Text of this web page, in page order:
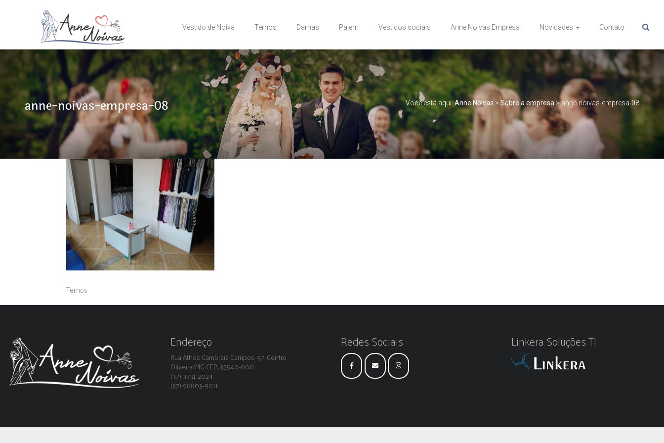
Vestido de Noiva Ternos Damas Pajem Vestidos sociais Anne Noivas Empresa Novidades Contato
anne-noivas-empresa-08 Você está aqui:Anne Noivas > Sobre a empresa >anne-noivas-empresa-08
Ternos
Endereço
Rua Athos Cambraia Campos, 97, Centro
Oliveira/MG CEP: 35540-000
(37) 3331-2024
(37) 98803-9011
Redes Sociais Linkera Soluções TI